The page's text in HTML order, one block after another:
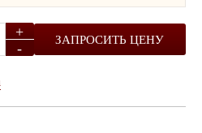
+
-
ЗАПРОСИТЬ ЦЕНУ